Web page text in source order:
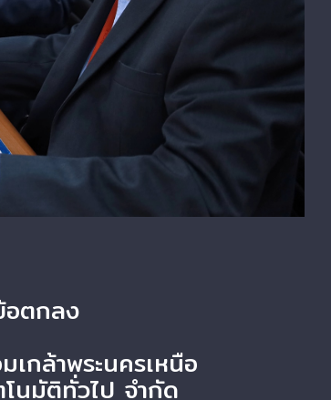
ตกลง
เกล้าพระนครเหนือ
นมัติทั่วไป จำกัด